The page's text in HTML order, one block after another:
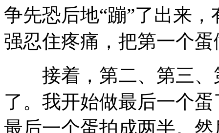
争先恐后地“蹦”了出来
强忍住疼痛，把第一个
接着，第二、第三、
了。我开始做最后一个
最后一个蛋拍成两半。